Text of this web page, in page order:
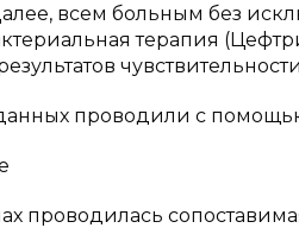
всем больным без
терапия
проводили с
проводилась